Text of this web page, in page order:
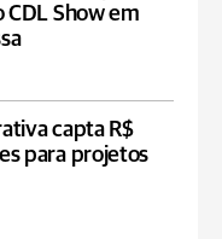
CDL Show em
capta R$
para projetos